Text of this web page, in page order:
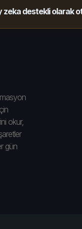
zeka destekli olarak
okur,
gün